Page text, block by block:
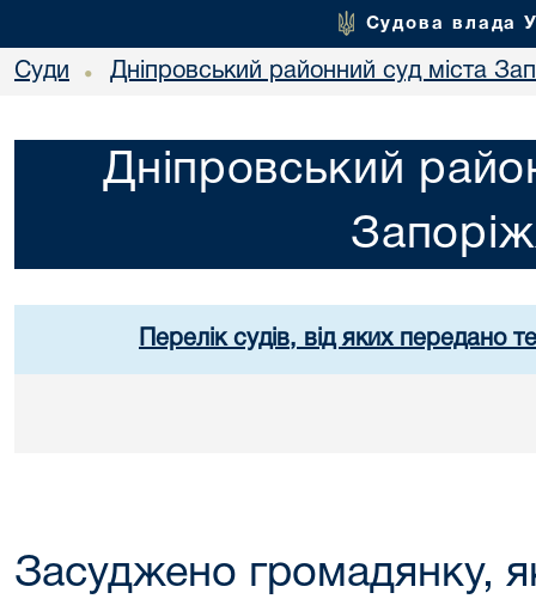
Судова влада
Суди • Дніпровський районний суд міста
Дніпровський
Перелік судів, від яких передано
Засуджено громадянку,